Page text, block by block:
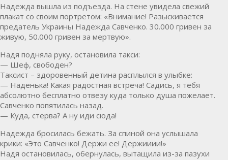
Надежда вышла из подъезда. На стене увидела свежий
плакат со своим портретом: «Внимание! Разыскивается
предатель Украины Надежда Савченко. 30.000 гривен за
живую, 50.000 гривен за мертвую».
Надя подняла руку, остановила такси:
— Шеф, свободен?
Таксист – здоровенный детина расплылся в улыбке:
— Наденька! Какая радостная встреча! Садись, я тебя
абсолютно бесплатно отвезу куда только душа пожелает.
Савченко попятилась назад.
— Куда, стерва? А ну иди сюда!
Надежда бросилась бежать. За спиной она услышала
крики: «Это Савченко! Держи ее! Держииии!»
Надя остановилась, обернулась, вытащила из-за пазухи